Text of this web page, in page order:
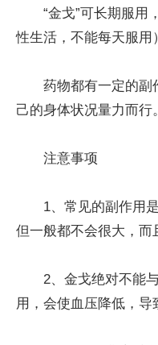
“金戈”可长期服用
性生活，不能每天服用
药物都有一定的副
己的身体状况量力而行。
注意事项
1、常见的副作用
但一般都不会很大，而
2、金戈绝对不能
用，会使血压降低，导